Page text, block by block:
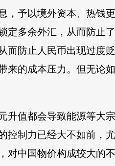
，予以境外资本、热钱
定多余外汇，从而防止
而防止人民币出现过度
来的成本压力。但无论
升值都会导致能源等大
控制力已经大不如前，
对中国物价构成较大的